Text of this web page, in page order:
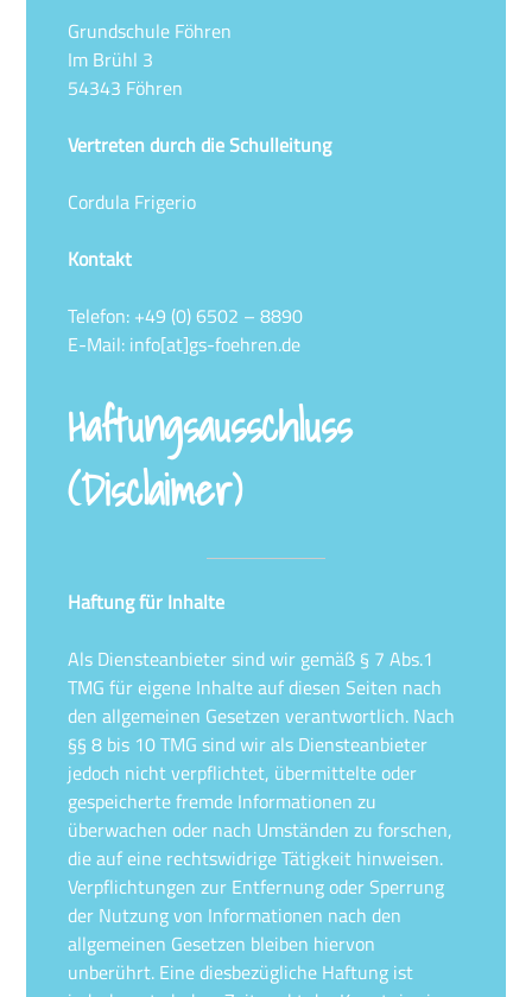
Grundschule Föhren
Im Brühl 3
54343 Föhren
Vertreten durch die Schulleitung
Cordula Frigerio
Kontakt
Telefon: +49 (0) 6502 – 8890
E-Mail: info[at]gs-foehren.de
Haftungsausschluss
(Disclaimer)
Haftung für Inhalte
Als Diensteanbieter sind wir gemäß § 7 Abs.1
TMG für eigene Inhalte auf diesen Seiten nach
den allgemeinen Gesetzen verantwortlich. Nach
§§ 8 bis 10 TMG sind wir als Diensteanbieter
jedoch nicht verpflichtet, übermittelte oder
gespeicherte fremde Informationen zu
überwachen oder nach Umständen zu forschen,
die auf eine rechtswidrige Tätigkeit hinweisen.
Verpflichtungen zur Entfernung oder Sperrung
der Nutzung von Informationen nach den
allgemeinen Gesetzen bleiben hiervon
unberührt. Eine diesbezügliche Haftung ist